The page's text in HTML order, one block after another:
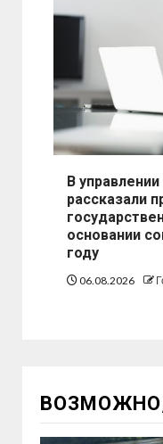
В
рассказали
основании
году
06.08.2026